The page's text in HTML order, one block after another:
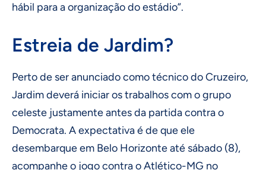
hábil para a organização do estádio”.
Estreia de Jardim?
Perto de ser anunciado como técnico do Cruzeiro,
Jardim deverá iniciar os trabalhos com o grupo
celeste justamente antes da partida contra o
Democrata. A expectativa é de que ele
desembarque em Belo Horizonte até sábado (8),
acompanhe o jogo contra o Atlético-MG no